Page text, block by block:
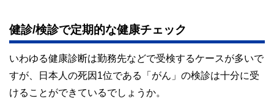
健診/検診で定期的な健康チェック
いわゆる健康診断は勤務先などで受検するケースが多いで
すが、日本人の死因1位である「がん」の検診は十分に受
けることができているでしょうか。